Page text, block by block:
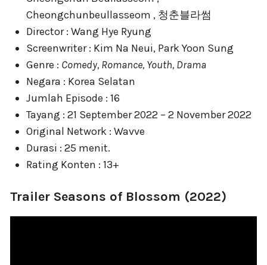
Cheongchunbeullasseom , 청춘블라썸
Director : Wang Hye Ryung
Screenwriter : Kim Na Neui, Park Yoon Sung
Genre : Comedy, Romance, Youth, Drama
Negara : Korea Selatan
Jumlah Episode : 16
Tayang : 21 September 2022 – 2 November 2022
Original Network : Wavve
Durasi : 25 menit.
Rating Konten : 13+
Trailer Seasons of Blossom (2022)